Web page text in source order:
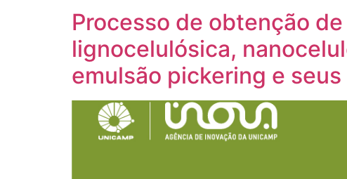
Processo de obtenção
lignocelulósica,
emulsão pickering e seus